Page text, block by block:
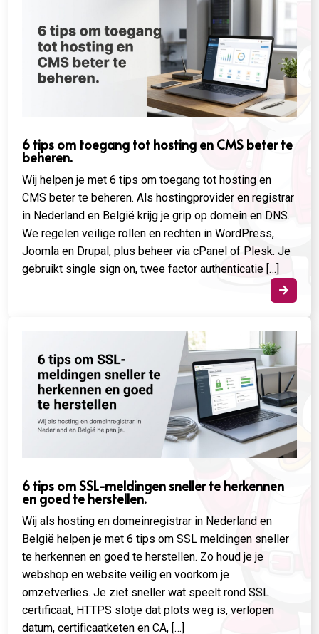
6 tips om toegang tot hosting en CMS beter te
beheren.
Wij helpen je met 6 tips om toegang tot hosting en
CMS beter te beheren. Als hostingprovider en registrar
in Nederland en België krijg je grip op domein en DNS.
We regelen veilige rollen en rechten in WordPress,
Joomla en Drupal, plus beheer via cPanel of Plesk. Je
gebruikt single sign on, twee factor authenticatie […]

6 tips om SSL-meldingen sneller te herkennen
en goed te herstellen.
Wij als hosting en domeinregistrar in Nederland en
België helpen je met 6 tips om SSL meldingen sneller
te herkennen en goed te herstellen. Zo houd je je
webshop en website veilig en voorkom je
omzetverlies. Je ziet sneller wat speelt rond SSL
certificaat, HTTPS slotje dat plots weg is, verlopen
datum, certificaatketen en CA, […]